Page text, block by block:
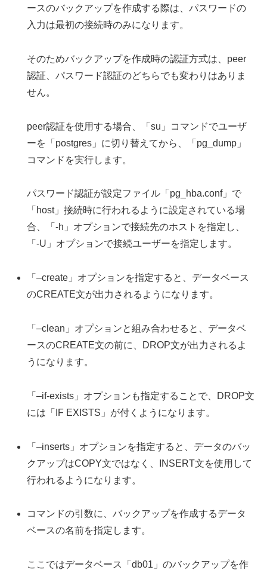
ースのバックアップを作成する際は、パスワードの
入力は最初の接続時のみになります。
そのためバックアップを作成時の認証方式は、peer
認証、パスワード認証のどちらでも変わりはありま
せん。
peer認証を使用する場合、「su」コマンドでユーザ
ーを「postgres」に切り替えてから、「pg_dump」
コマンドを実行します。
パスワード認証が設定ファイル「pg_hba.conf」で
「host」接続時に行われるように設定されている場
合、「-h」オプションで接続先のホストを指定し、
「-U」オプションで接続ユーザーを指定します。
「–create」オプションを指定すると、データベース
のCREATE文が出力されるようになります。
「–clean」オプションと組み合わせると、データベ
ースのCREATE文の前に、DROP文が出力されるよ
うになります。
「–if-exists」オプションも指定することで、DROP文
には「IF EXISTS」が付くようになります。
「–inserts」オプションを指定すると、データのバッ
クアップはCOPY文ではなく、INSERT文を使用して
行われるようになります。
コマンドの引数に、バックアップを作成するデータ
ベースの名前を指定します。
ここではデータベース「db01」のバックアップを作